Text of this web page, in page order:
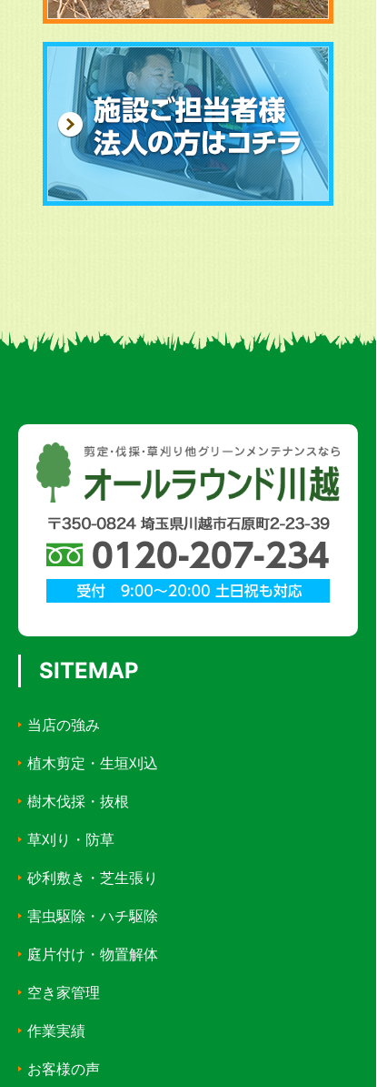
SITEMAP
当店の強み
植木剪定・生垣刈込
樹木伐採・抜根
草刈り・防草
砂利敷き・芝生張り
害虫駆除・ハチ駆除
庭片付け・物置解体
空き家管理
作業実績
お客様の声